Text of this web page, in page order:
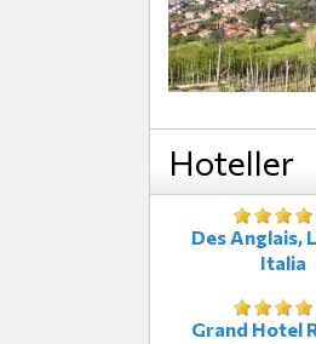
Hoteller
Des Anglais,
Italia
Grand Hotel